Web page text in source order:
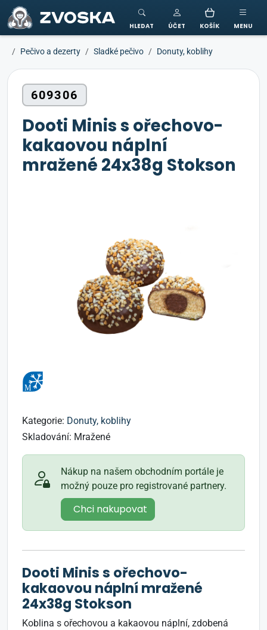
ZVOSKA
HLEDAT ÚČET KOŠÍK MENU
Pečivo a dezerty Sladké pečivo Donuty, koblihy
609306
Dooti Minis s ořechovo-
kakaovou náplní
mražené 24x38g Stokson
Kategorie: Donuty, koblihy
Skladování: Mražené
Nákup na našem obchodním portále je
možný pouze pro registrované partnery.
Chci nakupovat
Dooti Minis s ořechovo-
kakaovou náplní mražené
24x38g Stokson
Koblina s ořechovou a kakaovou náplní, zdobená